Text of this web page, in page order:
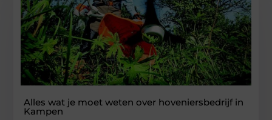
Alles wat je moet weten over hoveniersbedrijf in
Kampen